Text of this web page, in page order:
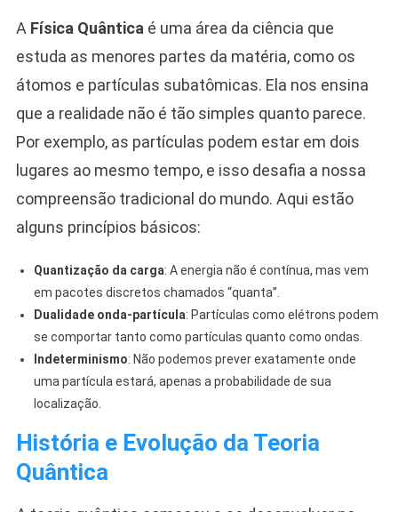
A Física Quântica é uma área da ciência que
estuda as menores partes da matéria, como os
átomos e partículas subatômicas. Ela nos ensina
que a realidade não é tão simples quanto parece.
Por exemplo, as partículas podem estar em dois
lugares ao mesmo tempo, e isso desafia a nossa
compreensão tradicional do mundo. Aqui estão
alguns princípios básicos:
Quantização da carga: A energia não é contínua, mas vem
em pacotes discretos chamados “quanta”.
Dualidade onda-partícula: Partículas como elétrons podem
se comportar tanto como partículas quanto como ondas.
Indeterminismo: Não podemos prever exatamente onde
uma partícula estará, apenas a probabilidade de sua
localização.
História e Evolução da Teoria
Quântica